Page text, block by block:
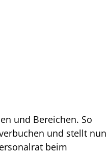
und Bereichen. So
und stellt nun
beim